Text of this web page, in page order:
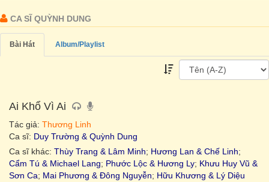
CA SĨ QUỲNH DUNG
Bài Hát Album/Playlist
Ai Khổ Vì Ai
Tác giả: Thương Linh
Ca sĩ: Duy Trường & Quỳnh Dung
Ca sĩ khác: Thùy Trang & Lâm Minh; Hương Lan & Chế Linh;
Cẩm Tú & Michael Lang; Phước Lộc & Hương Ly; Khưu Huy Vũ &
Sơn Ca; Mai Phương & Đông Nguyễn; Hữu Khương & Lý Diệu